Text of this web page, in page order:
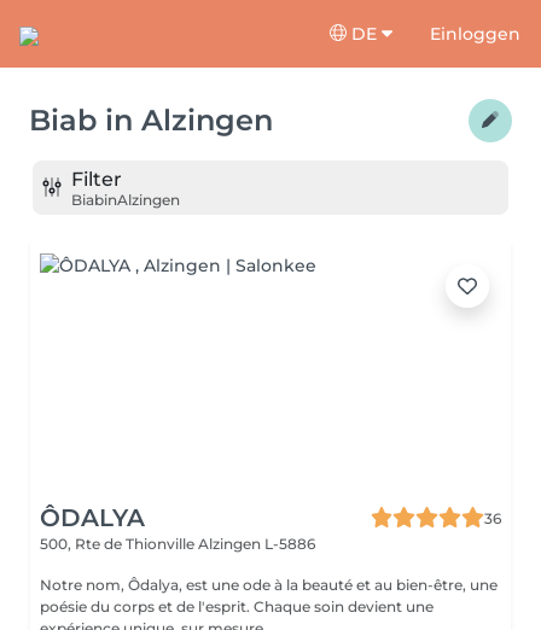
DE Einloggen
Biab in Alzingen
Filter
BiabinAlzingen
ÔDALYA
36
500, Rte de Thionville Alzingen L-5886
Notre nom, Ôdalya, est une ode à la beauté et au bien-être, une
poésie du corps et de l'esprit. Chaque soin devient une